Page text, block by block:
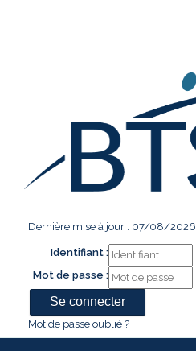
Dernière mise à jour : 07/08/2026
Identifiant :
Mot de passe :
Mot de passe oublié ?